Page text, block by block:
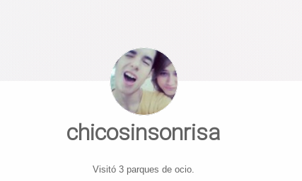
chicosinsonrisa
Visitó 3 parques de ocio.